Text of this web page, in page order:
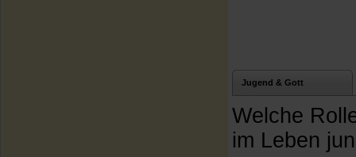
Jugend & Gott
Welche
im Leben